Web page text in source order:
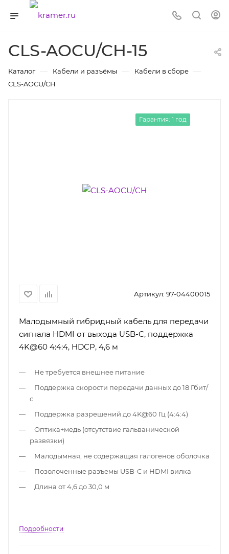
CLS-AOCU/CH-15
Каталог — Кабели и разъёмы — Кабели в сборе —
CLS-AOCU/CH
Гарантия: 1 год
Артикул: 97-04400015
Малодымный гибридный кабель для передачи
сигнала HDMI от выхода USB-C, поддержка
4K@60 4:4:4, HDCP, 4,6 м
Не требуется внешнее питание
Поддержка скорости передачи данных до 18 Гбит/
с
Поддержка разрешений до 4K@60 Гц (4:4:4)
Оптика+медь (отсутствие гальванической
развязки)
Малодымная, не содержащая галогенов оболочка
Позолоченные разъемы USB-C и HDMI вилка
Длина от 4,6 до 30,0 м
Подробности